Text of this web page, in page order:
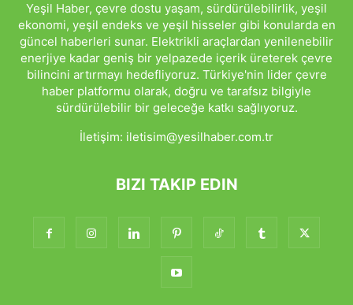
Yeşil Haber, çevre dostu yaşam, sürdürülebilirlik, yeşil
ekonomi, yeşil endeks ve yeşil hisseler gibi konularda en
güncel haberleri sunar. Elektrikli araçlardan yenilenebilir
enerjiye kadar geniş bir yelpazede içerik üreterek çevre
bilincini artırmayı hedefliyoruz. Türkiye'nin lider çevre
haber platformu olarak, doğru ve tarafsız bilgiyle
sürdürülebilir bir geleceğe katkı sağlıyoruz.
İletişim: iletisim@yesilhaber.com.tr
BIZI TAKIP EDIN